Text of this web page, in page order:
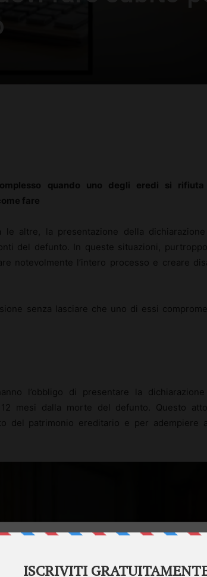
quando uno degli eredi si
fare
le altre, la presentazione della
del defunto. In queste situazioni,
notevolmente l’intero processo e creare
senza lasciare che uno di essi
l’obbligo di presentare la
mesi dalla morte del defunto. Questo
del patrimonio ereditario e per adempiere
Diritto Lavoro asks for your consent to